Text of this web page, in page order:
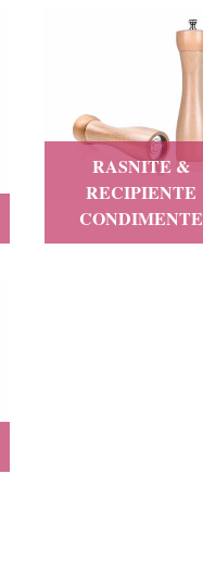
RASNITE &
RECIPIENTE
CONDIMENTE